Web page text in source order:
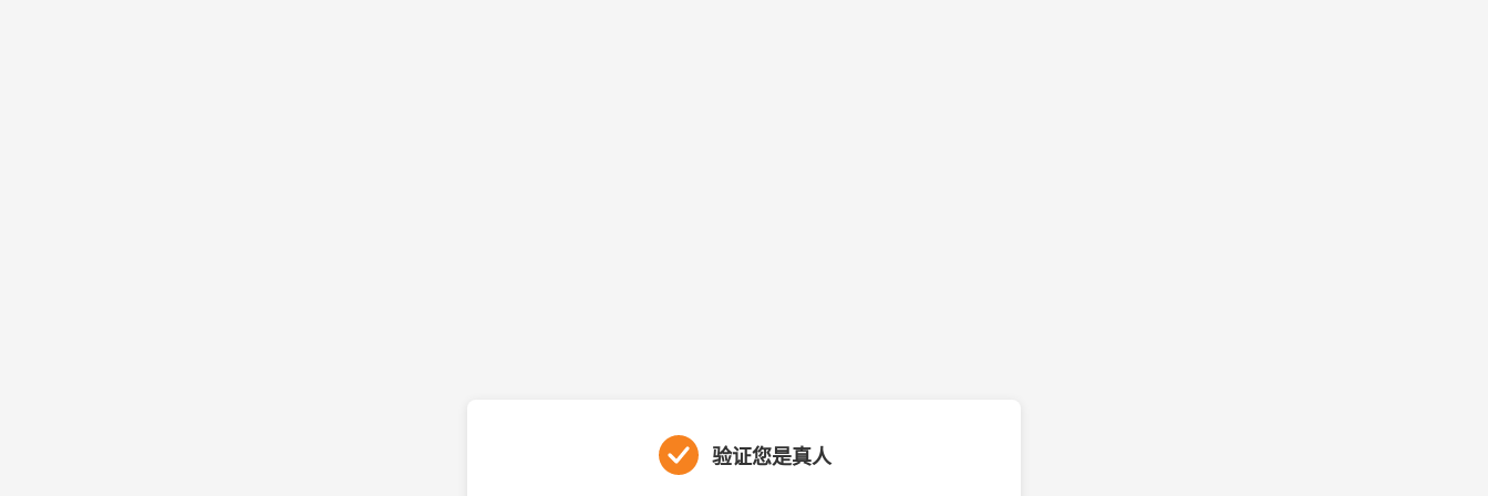
验证您是真人